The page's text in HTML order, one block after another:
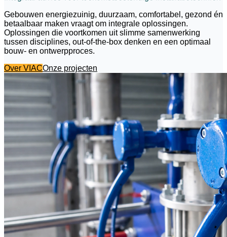
Gebouwen energiezuinig, duurzaam, comfortabel, gezond én
betaalbaar maken vraagt om integrale oplossingen.
Oplossingen die voortkomen uit slimme samenwerking
tussen disciplines, out-of-the-box denken en een optimaal
bouw- en ontwerpproces.
Over VIACOnze projecten